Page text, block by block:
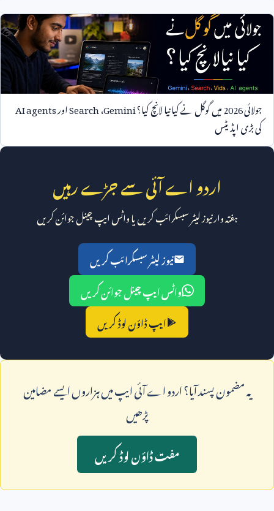
جولائی2026میں گوگل نے کیا نیا لانچ کیا؟Gemini،SearchاورAI agents
کی بڑی اپڈیٹس
اردو اے آئی سے جڑے رہیں
ہفتہ وار نیوز لیٹر سبسکرائب کریں یا واٹس ایپ چینل جوائن کریں
نیوز لیٹر سبسکرائب کریں
واٹس ایپ چینل جوائن کریں
ایپ ڈاؤن لوڈ کریں
يہ مضمون پسند آيا؟ اردو اے آئی ايپ ميں ہزاروں ايسے مضامين
پڑھيں
مفت ڈاؤن لوڈ کريں